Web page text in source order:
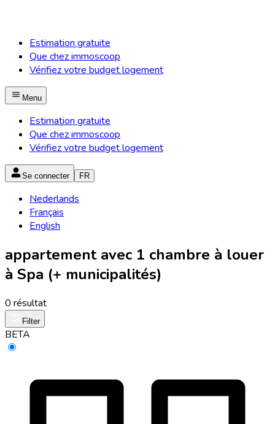
Estimation gratuite
Que chez immoscoop
Vérifiez votre budget logement
Menu
Estimation gratuite
Que chez immoscoop
Vérifiez votre budget logement
Se connecter FR
Nederlands
Français
English
appartement avec 1 chambre à louer
à Spa (+ municipalités)
0 résultat
Filter
BETA